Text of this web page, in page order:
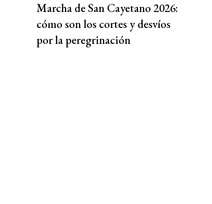
Marcha de San Cayetano 2026:
cómo son los cortes y desvíos
por la peregrinación